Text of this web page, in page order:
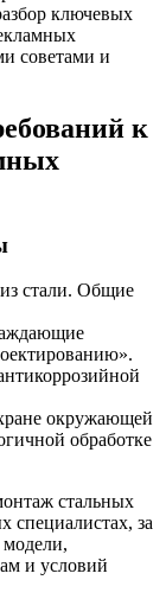
ключевых
советами и
к
стали. Общие
окружающей
обработке
стальных
специалистах, за
модели,
и условий